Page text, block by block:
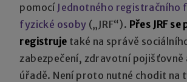
pomocí Jednotného registračního
fyzické osoby („JRF“). Přes JRF
registruje také na správě
zabezpečení, zdravotní pojišťovně
úřadě. Není proto nutné chodit na